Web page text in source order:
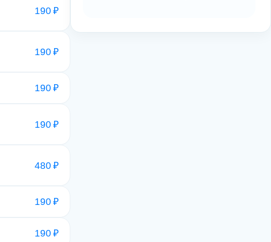
190 ₽
190 ₽
190 ₽
190 ₽
480 ₽
190 ₽
190 ₽